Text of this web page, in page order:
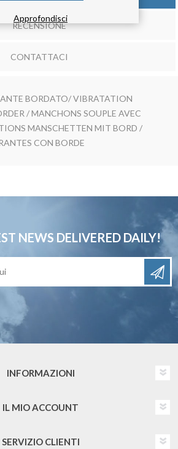
RECENSIONE
CONTATTACI
BORDATO/ VIBRATATION
/ MANCHONS SOUPLE AVEC
MANSCHETTEN MIT BORD /
CON BORDE
NEWS DELIVERED DAILY!
INFORMAZIONI
IL MIO ACCOUNT
SERVIZIO CLIENTI
Approfondisci